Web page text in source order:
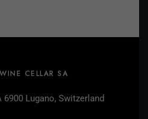
CELLAR SA
Lugano, Switzerland